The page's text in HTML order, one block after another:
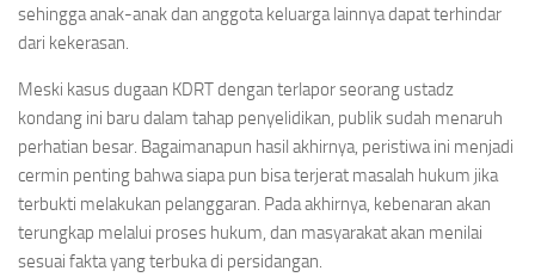
sehingga anak-anak dan anggota keluarga lainnya dapat terhindar
dari kekerasan.
Meski kasus dugaan KDRT dengan terlapor seorang ustadz
kondang ini baru dalam tahap penyelidikan, publik sudah menaruh
perhatian besar. Bagaimanapun hasil akhirnya, peristiwa ini menjadi
cermin penting bahwa siapa pun bisa terjerat masalah hukum jika
terbukti melakukan pelanggaran. Pada akhirnya, kebenaran akan
terungkap melalui proses hukum, dan masyarakat akan menilai
sesuai fakta yang terbuka di persidangan.